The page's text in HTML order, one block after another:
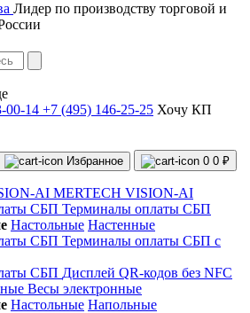
Лидер по производству торговой и
00-14 +7 (495) 146-25-25 Хочу КП
Избранное 0 0 ₽
MERTECH VISION-AI
Терминалы оплаты СБП
Настольные Настенные
Терминалы оплаты СБП с
Дисплей QR-кодов без NFC
Весы электронные
Настольные Напольные